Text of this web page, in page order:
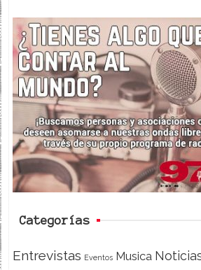
c
e
b
o
o
i
t
t
e
e
d
Categorías
Entrevistas Eventos Musica